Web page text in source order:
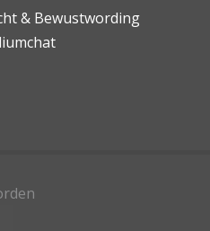
& Bewustwording